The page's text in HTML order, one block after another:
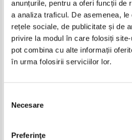
anunțurile, pentru a oferi funcții de
a analiza traficul. De asemenea,
rețele sociale, de publicitate și de
privire la modul în care folosiți
pot combina cu alte informații
în urma folosirii serviciilor lor.
consimțământului
Necesare
Preferinţe
Produse din aceeasi categorie
-35%
Ion Caraion - Interogarea